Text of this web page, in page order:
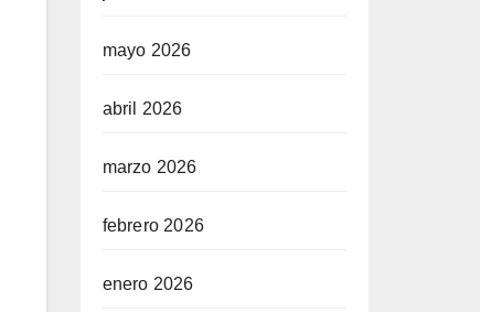
mayo 2026
abril 2026
marzo 2026
febrero 2026
enero 2026